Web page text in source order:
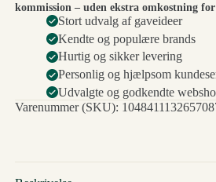
kommission – uden ekstra omkostning
Stort udvalg af gaveideer
Kendte og populære brands
Hurtig og sikker levering
Personlig og hjælpsom
Udvalgte og godkendte
Varenummer (SKU):